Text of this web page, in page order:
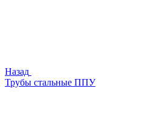
Назад
Трубы стальные ППУ